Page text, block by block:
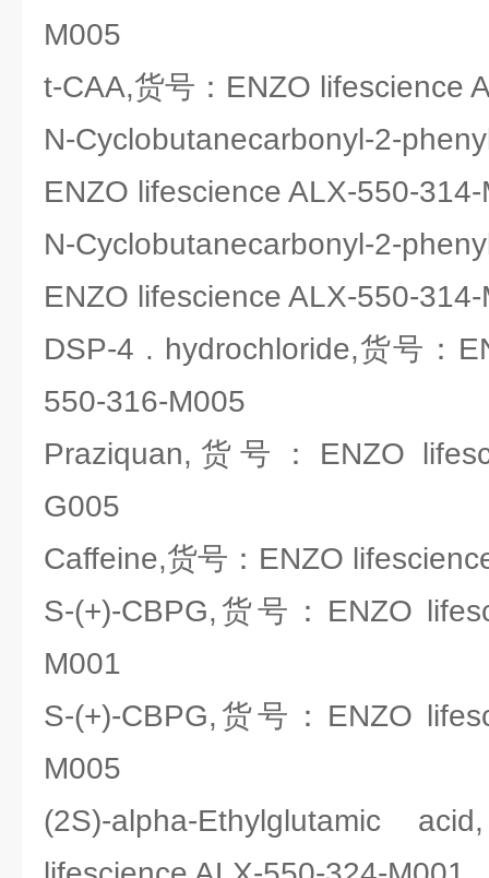
M005
t-CAA,货号：ENZO lifescience
N-Cyclobutanecarbonyl-2-
ENZO lifescience ALX-550-
N-Cyclobutanecarbonyl-2-
ENZO lifescience ALX-550-
DSP-4 . hydrochloride,货号：
550-316-M005
Praziquan,货号：ENZO
G005
Caffeine,货号：ENZO
S-(+)-CBPG,货号：ENZO
M001
S-(+)-CBPG,货号：ENZO
M005
(2S)-alpha-Ethylglutamic